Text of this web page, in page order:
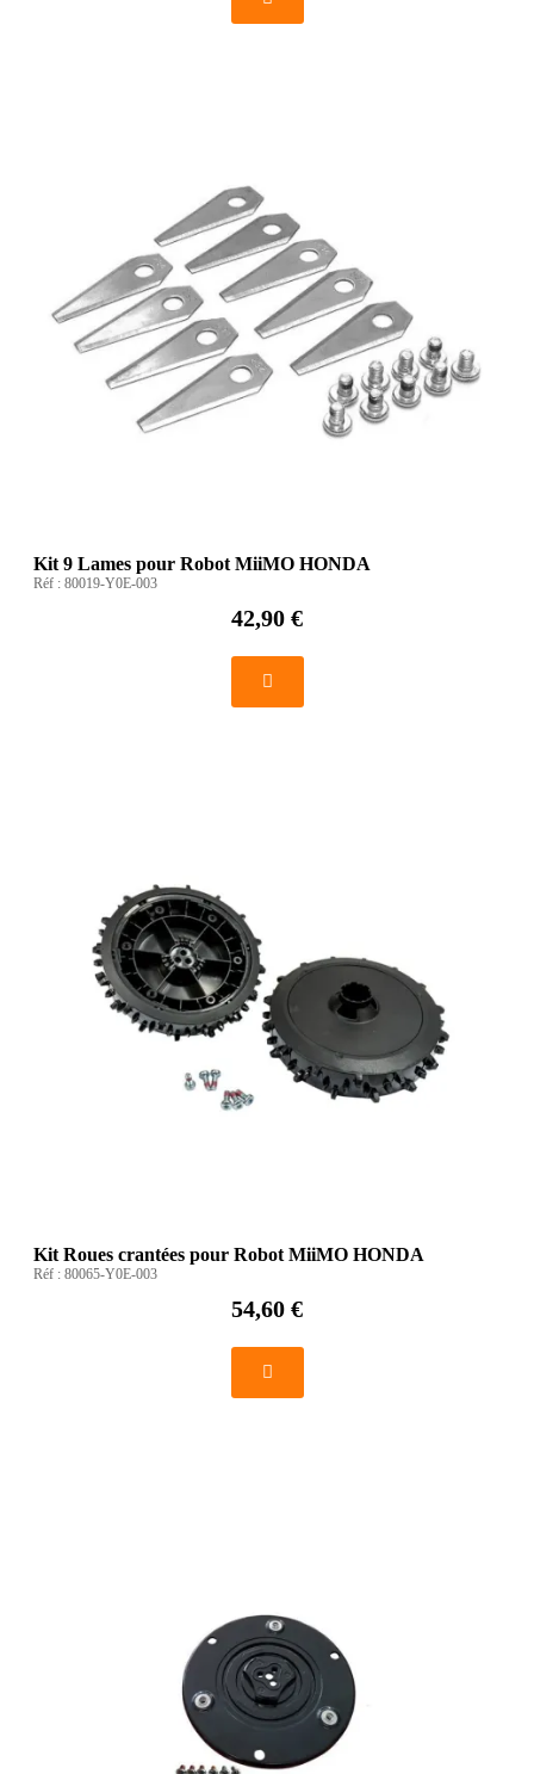
Kit 9 Lames pour Robot MiiMO HONDA
Réf : 80019-Y0E-003
42,90 €
Kit Roues crantées pour Robot MiiMO HONDA
Réf : 80065-Y0E-003
54,60 €